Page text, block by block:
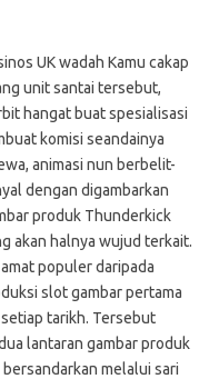
UK wadah Kamu cakap
unit santai tersebut,
hangat buat spesialisasi
komisi seandainya
animasi nun berbelit-
dengan digambarkan
produk Thunderkick
akan halnya wujud terkait.
populer daripada
slot gambar pertama
tarikh. Tersebut
lantaran gambar produk
melalui sari